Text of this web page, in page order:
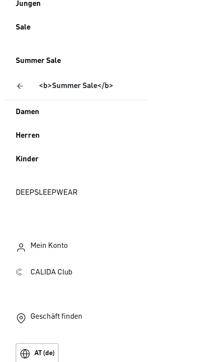
Jungen
Sale
Summer Sale
<b>Summer Sale</b>
Damen
Herren
Kinder
DEEPSLEEPWEAR
Mein Konto
CALIDA Club
Geschäft finden
AT (de)